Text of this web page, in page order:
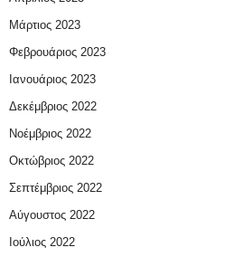
Μάρτιος 2023
Φεβρουάριος 2023
Ιανουάριος 2023
Δεκέμβριος 2022
Νοέμβριος 2022
Οκτώβριος 2022
Σεπτέμβριος 2022
Αύγουστος 2022
Ιούλιος 2022